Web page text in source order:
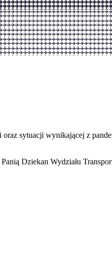
sytuacji wynikającej z
Dziekan Wydziału